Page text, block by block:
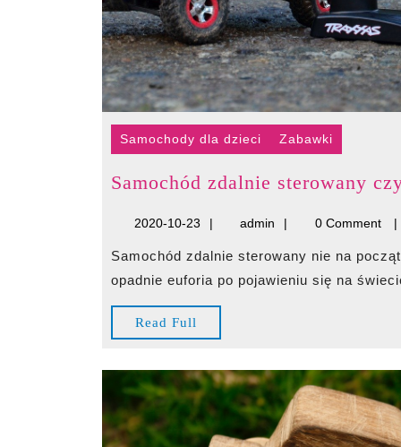
Samochody dla dzieci Zabawki
Samochód zdalnie sterowany
2020-10-232020-
23
admin admin 0 Comment
Samochód zdalnie sterowany nie na początek Niemal każdy młody rodzic, kiedy tylko trochę
opadnie euforia po pojawieniu się na
Read Full
Full